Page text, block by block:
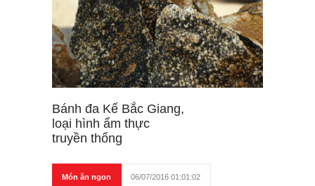
Bánh đa Kế Bắc Giang,
loại hình ẩm thực
truyền thống
Món ăn ngon 06/07/2016 01:01:02